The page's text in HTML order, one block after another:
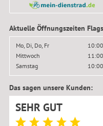
Aktuelle Öffnungszeiten
Mo, Di, Do, Fr
Mittwoch
Samstag
Das sagen unsere Kunden:
SEHR GUT